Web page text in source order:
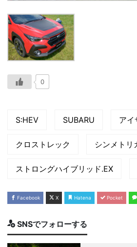
0
S:HEV SUBARU アイ
クロストレック シンメトリ
ストロングハイブリッド.EX
Facebook X Hatena Pocket
SNSでフォローする